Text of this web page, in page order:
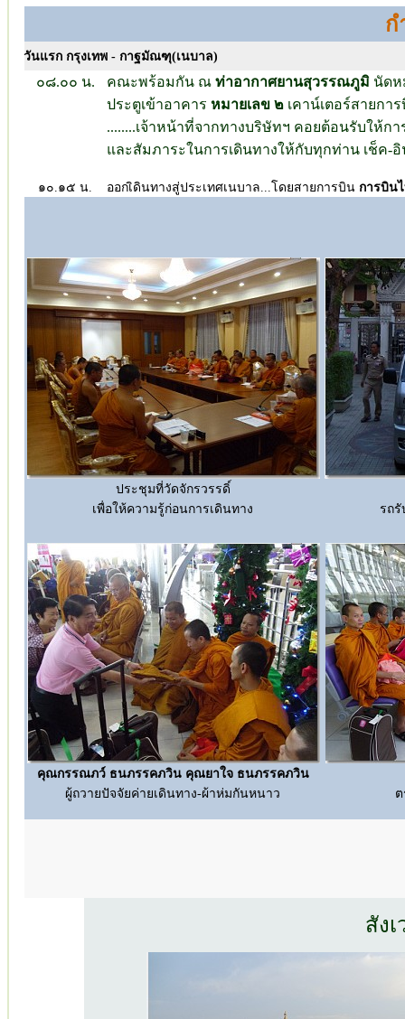
ก
วันแรก กรุงเทพ - กาฐมัณฑุ(เนบาล)
๐๘.๐๐ น. คณะพร้อมกัน ณท่าอากาศยานสุวรรณภูมิ นัดห
ประตูเข้าอาคาร หมายเลข ๒ เคาน์เตอร์สายกา
........เจ้าหน้าที่จากทางบริษัทฯ คอยต้อนรับให้ก
และสัมภาระในการเดินทางให้กับทุกท่าน เช็ค-
๑๐.๑๕ น. ออกเิดินทางสู่ประเทศเนบาล...โดยสายการบินการบิน
ประชุมที่วัดจักรวรรดิ์
เพื่อให้ความรู้ก่อนการเดินทาง
รถรั
คุณกรรณภว์ ธนภรรคภวิน คุณยาใจ ธนภรรคภวิน
ผู้ถวายปัจจัยค่ายเดินทาง-ผ้าห่มกันหนาว
สัง